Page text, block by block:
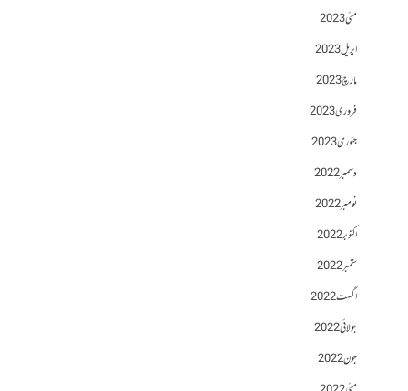
مئی 2023
اپریل 2023
مارچ 2023
فروری 2023
جنوری 2023
دسمبر 2022
نومبر 2022
اکتوبر 2022
ستمبر 2022
اگست 2022
جولائی 2022
جون 2022